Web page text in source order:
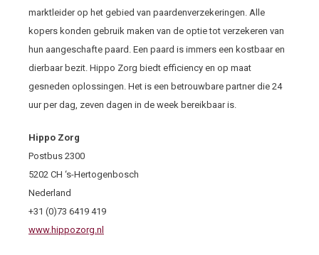
marktleider op het gebied van paardenverzekeringen. Alle
kopers konden gebruik maken van de optie tot verzekeren van
hun aangeschafte paard. Een paard is immers een kostbaar en
dierbaar bezit. Hippo Zorg biedt efficiency en op maat
gesneden oplossingen. Het is een betrouwbare partner die 24
uur per dag, zeven dagen in de week bereikbaar is.
Hippo Zorg
Postbus 2300
5202 CH ‘s-Hertogenbosch
Nederland
+31 (0)73 6419 419
www.hippozorg.nl